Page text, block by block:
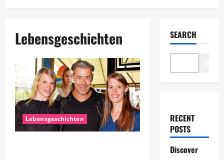
Lebensgeschichten
Lebensgeschichten
SEARCH
RECENT
POSTS
Discover